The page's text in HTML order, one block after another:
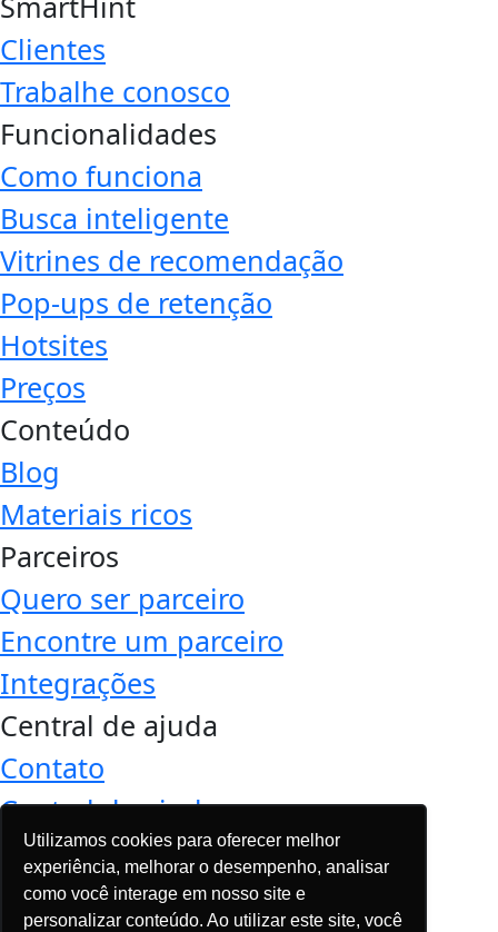
Utilizamos cookies para oferecer melhor
experiência, melhorar o desempenho, analisar
como você interage em nosso site e
personalizar conteúdo. Ao utilizar este site, você
Clientes
Trabalhe conosco
Funcionalidades
Como funciona
Busca inteligente
Vitrines de recomendação
Pop-ups de retenção
Hotsites
Preços
Conteúdo
Blog
Materiais ricos
Parceiros
Quero ser parceiro
Encontre um parceiro
Integrações
Central de ajuda
Contato
Central de ajuda
Base de conhecimento
Termos de uso